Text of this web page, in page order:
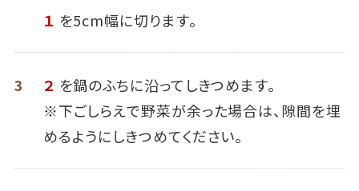
１ を5cm幅に切ります。
3 ２ を鍋のふちに沿ってしきつめます。
※下ごしらえで野菜が余った場合は、隙間を埋
めるようにしきつめてください。